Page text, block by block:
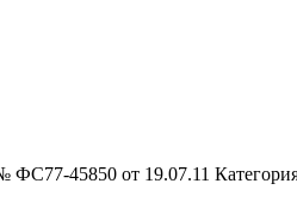
45850 от 19.07.11